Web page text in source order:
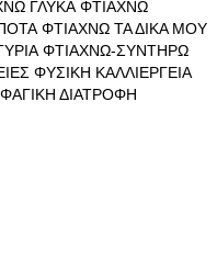
ΓΛΥΚΑ ΦΤΙΑΧΝΩ
ΦΤΙΑΧΝΩ ΤΑ ΔΙΚΑ ΜΟΥ
ΦΤΙΑΧΝΩ-ΣΥΝΤΗΡΩ
ΦΥΣΙΚΗ ΚΑΛΛΙΕΡΓΕΙΑ
ΔΙΑΤΡΟΦΗ